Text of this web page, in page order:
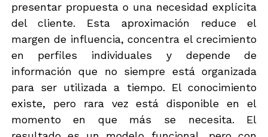
presentar propuesta o una necesidad explícita
del cliente. Esta aproximación reduce el
margen de influencia, concentra el crecimiento
en perfiles individuales y depende de
información que no siempre está organizada
para ser utilizada a tiempo. El conocimiento
existe, pero rara vez está disponible en el
momento en que más se necesita. El